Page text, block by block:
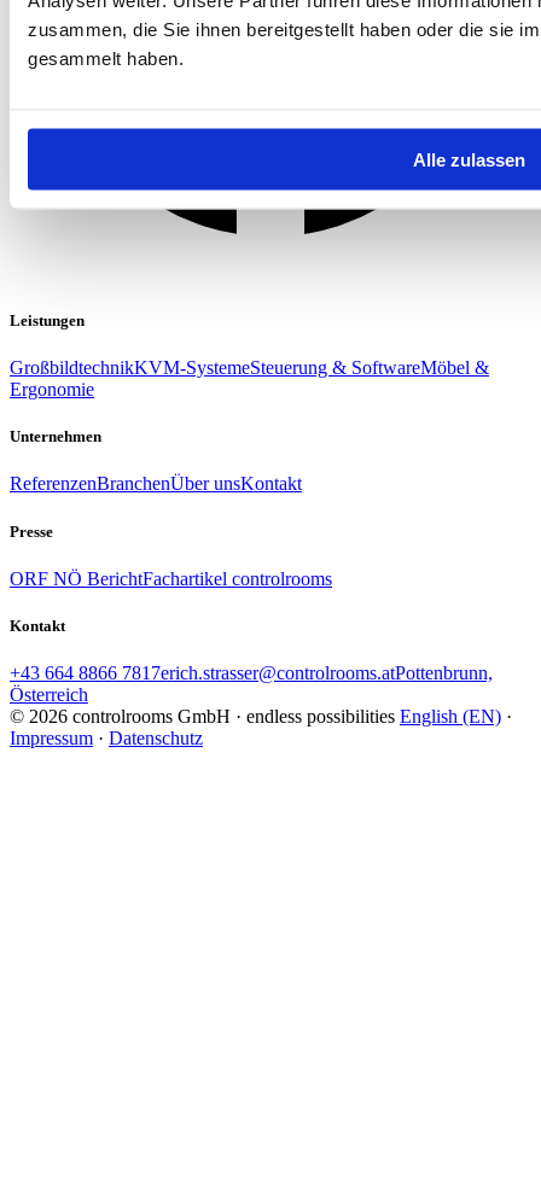
zusammen, die Sie ihnen bereitgestellt haben oder die sie
gesammelt haben.
Alle zulassen
Leistungen
GroßbildtechnikKVM-SystemeSteuerung & SoftwareMöbel &
Ergonomie
Unternehmen
ReferenzenBranchenÜber unsKontakt
Presse
ORF NÖ BerichtFachartikel controlrooms
Kontakt
+43 664 8866 7817erich.strasser@controlrooms.atPottenbrunn,
Österreich
© 2026 controlrooms GmbH · endless possibilities English (EN) ·
Impressum · Datenschutz